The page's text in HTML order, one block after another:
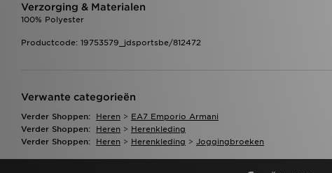
Verzorging & Materialen
100% Polyester
Productcode: 19753579_jdsportsbe/812472
Verwante categorieën
Verder Shoppen: Heren > EA7 Emporio Armani
Verder Shoppen:
Heren > Herenkleding
Verder Shoppen:
Heren > Herenkleding > Joggingbroeken